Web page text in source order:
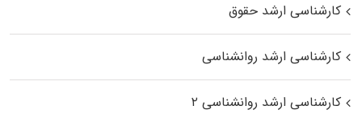
کارشناسی ارشد حقوق
کارشناسی ارشد روانشناسی
کارشناسی ارشد روانشناسی ۲